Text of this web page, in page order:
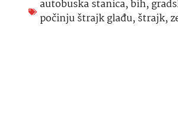
autobuska stanica,bih,
počinju štrajk glađu, štrajk,